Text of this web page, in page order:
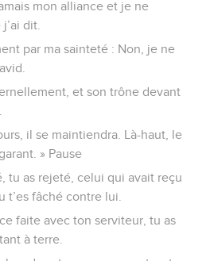
ont été éparpillés de tous les
à toi la terre, le monde et son
;
as créés. Le mont Thabor et
ta main est puissante, et ta
sont justice et droit. L’amour et la
peuple qui sait t’acclamer.
cheminer.